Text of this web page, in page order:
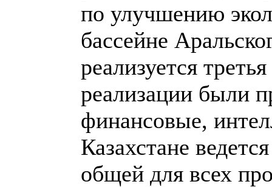
по улучшению
бассейне
реализуется
реализации были
финансовые,
Казахстане
общей для всех